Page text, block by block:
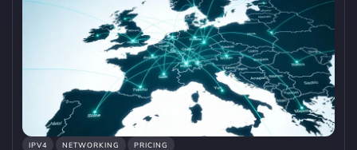
IPV4 NETWORKING PRICING